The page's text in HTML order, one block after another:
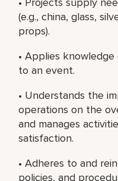
(e.g., china, glass,
props).
• Applies
to an event.
• Understands the
operations on the
and manages
satisfaction.
• Adheres to and
policies, and